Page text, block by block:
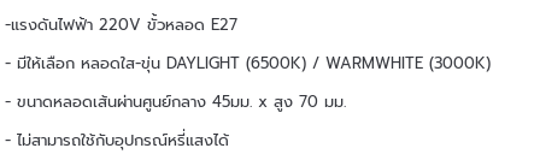
-แรงดันไฟฟ้า 220V ขั้วหลอด E27
- มีให้เลือก หลอดใส-ขุ่น DAYLIGHT (6500K) / WARMWHITE (3000K)
- ขนาดหลอดเส้นผ่านศูนย์กลาง 45มม. x สูง 70 มม.
- ไม่สามารถใช้กับอุปกรณ์หรี่แสงได้